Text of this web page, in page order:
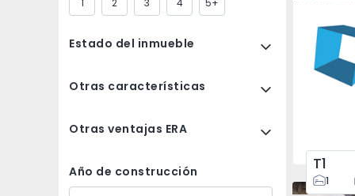
Estado del inmueble
Otras características
Otras ventajas ERA
Año de construcción
Águas
T1
1
Casa Vila